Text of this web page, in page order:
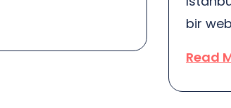
and worry-free.
trustworthy and
bir
nasıl
Read